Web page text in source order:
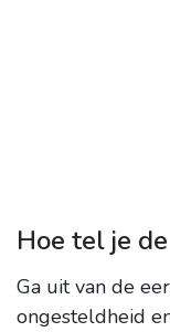
Hoe tel je
Ga uit van de
ongesteldheid